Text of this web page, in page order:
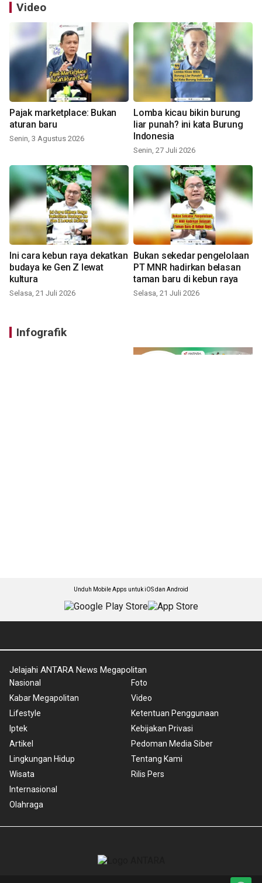
Video
Pajak marketplace: Bukan
aturan baru
Senin, 3 Agustus 2026
Lomba kicau bikin burung
liar punah? ini kata Burung
Indonesia
Senin, 27 Juli 2026
Ini cara kebun raya dekatkan
budaya ke Gen Z lewat
kultura
Selasa, 21 Juli 2026
Bukan sekedar pengelolaan
PT MNR hadirkan belasan
taman baru di kebun raya
Selasa, 21 Juli 2026
Infografik
Unduh Mobile Apps untuk iOS dan Android
Jelajahi ANTARA News Megapolitan
Nasional
Kabar Megapolitan
Lifestyle
Iptek
Artikel
Lingkungan Hidup
Wisata
Internasional
Olahraga
Foto
Video
Ketentuan Penggunaan
Kebijakan Privasi
Pedoman Media Siber
Tentang Kami
Rilis Pers